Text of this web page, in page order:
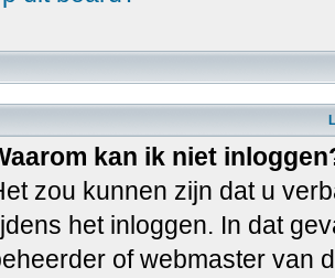
kan ik niet
zou kunnen zijn dat u
het inloggen. In dat
of webmaster van